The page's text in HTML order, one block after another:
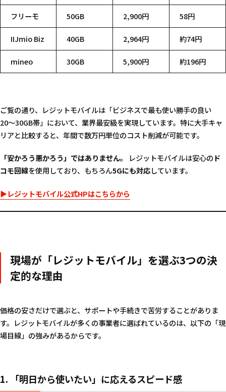
フリーモ 50GB 2,900円 58円
IIJmio Biz 40GB 2,964円 約74円
mineo 30GB 5,900円 約196円
ご覧の通り、レジットモバイルは「ビジネスで最も使い勝手の良い
20〜30GB帯」において、業界最安級を実現しています。特に大手キャ
リアと比較すると、年間で数万円単位のコスト削減が可能です。
「安かろう悪かろう」ではありません。 レジットモバイルは安心のド
コモ回線を使用しており、もちろん5Gにも対応しています。
▶レジットモバイル公式HPはこちらから
現場が「レジットモバイル」を選ぶ3つの決
定的な理由
価格の安さだけで選ぶと、サポートや手続きで苦労することがありま
す。レジットモバイルが多くの事業者に選ばれているのは、以下の「現
場目線」の強みがあるからです。
1. 「明日から使いたい」に応えるスピード感